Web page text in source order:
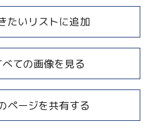
たいリストに追加
べての画像を見る
ページを共有する